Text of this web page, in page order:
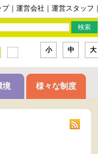
プ｜ 運営会社 運営スタッフ
大
中
小
境 様々な制度